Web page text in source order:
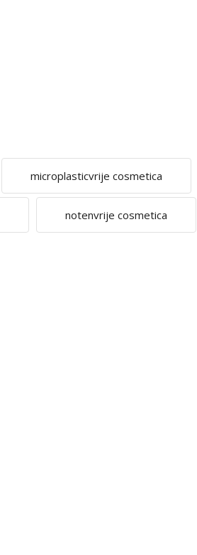
microplasticvrije cosmetica
notenvrije cosmetica